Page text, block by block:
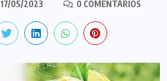
17/05/2023 0 COMENTÁRIOS